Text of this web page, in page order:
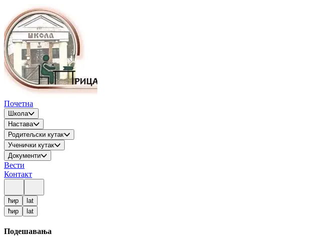
Почетна
Школа
Настава
Родитељски кутак
Ученички кутак
Документи
Вести
Контакт
ћир
lat
ћир
lat
Подешавања